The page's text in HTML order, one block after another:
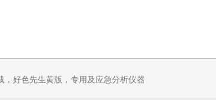
色先生黄版，专用及应急分析仪器